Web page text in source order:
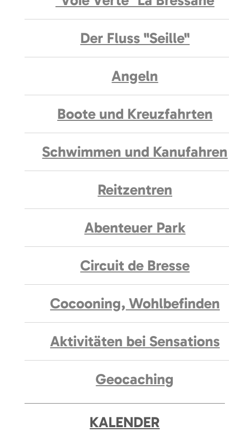
Der Fluss "Seille"
Angeln
Boote und Kreuzfahrten
Schwimmen und Kanufahren
Reitzentren
Abenteuer Park
Circuit de Bresse
Cocooning, Wohlbefinden
Aktivitäten bei Sensations
Geocaching
KALENDER